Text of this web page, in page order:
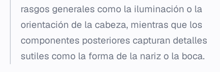
rasgos generales como la iluminación o la
orientación de la cabeza, mientras que los
componentes posteriores capturan detalles
sutiles como la forma de la nariz o la boca.